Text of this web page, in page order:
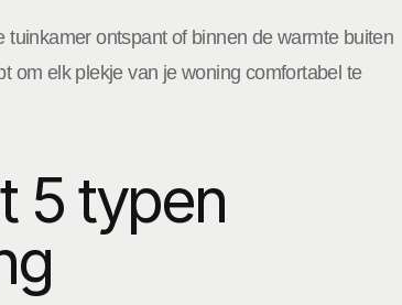
tuinkamer ontspant of binnen de warmte buiten
om elk plekje van je woning comfortabel te
5 typen